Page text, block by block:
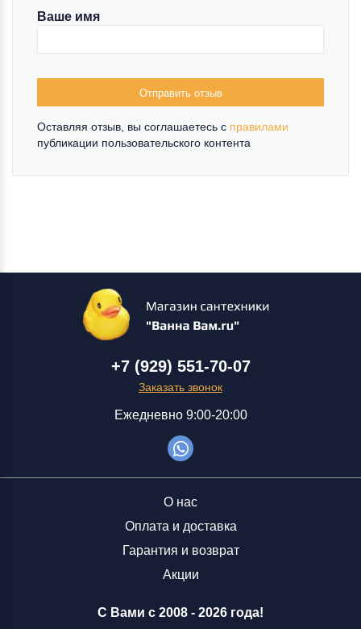
Ваше имя
Отправить отзыв
Оставляя отзыв, вы соглашаетесь c правилами
публикации пользовательского контента
+7 (929) 551-70-07
Заказать звонок
Ежедневно 9:00-20:00
С Вами с 2008 - 2026 года!
О нас
Оплата и доставка
Гарантия и возврат
Акции